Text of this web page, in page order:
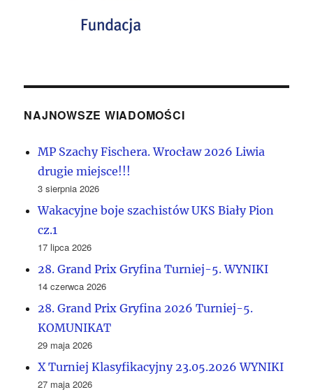
NAJNOWSZE WIADOMOŚCI
MP Szachy Fischera. Wrocław 2026 Liwia
drugie miejsce!!!
3 sierpnia 2026
Wakacyjne boje szachistów UKS Biały Pion
cz.1
17 lipca 2026
28. Grand Prix Gryfina Turniej-5. WYNIKI
14 czerwca 2026
28. Grand Prix Gryfina 2026 Turniej-5.
KOMUNIKAT
29 maja 2026
X Turniej Klasyfikacyjny 23.05.2026 WYNIKI
27 maja 2026